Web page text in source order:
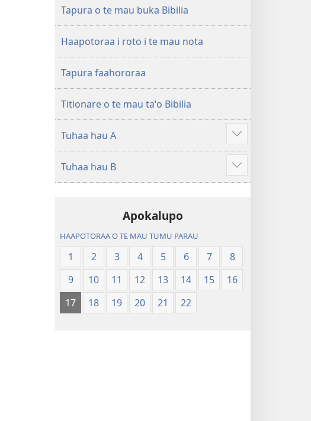
ao
apî
Huriraa
o
te
Tapura o te mau buka Bibilia
Haapotoraa i roto i te mau nota
Tapura faahororaa
Titionare o te mau taˈo Bibilia
Tuhaa hau A
Hi
ˈo
hau
atu
Tuhaa hau B
Hi
ˈo
Apokalupo
HAAPOTORAA O TE MAU TUMU PARAU
1 2 3 4 5 6 7
8
9
10 11 12 13 14 15
16
17
18 19 20 21 22